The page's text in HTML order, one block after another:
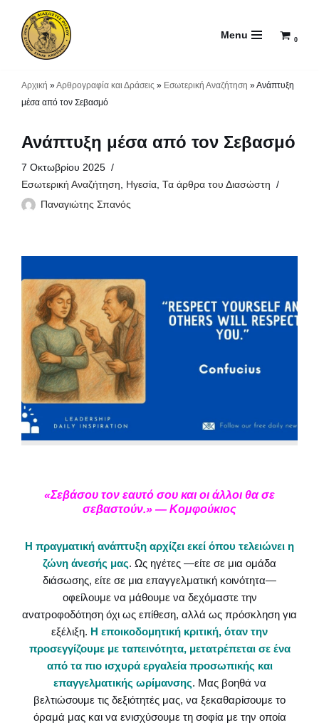
Μεταπηδήστε
Menu 0
Αρχική »Αρθρογραφία και Δράσεις » Εσωτερική Αναζήτηση »Ανάπτυξη
μέσα από τον Σεβασμό
Ανάπτυξη μέσα από τον Σεβασμό
7 Οκτωβρίου 2025
Εσωτερική Αναζήτηση, Ηγεσία, Τα άρθρα του Διασώστη
Παναγιώτης Σπανός
«Σεβάσου τον εαυτό σου και οι άλλοι θα σε
σεβαστούν.» — Κομφούκιος
Η πραγματική ανάπτυξη αρχίζει εκεί όπου τελειώνει η
ζώνη άνεσής μας. Ως ηγέτες —είτε σε μια ομάδα
διάσωσης, είτε σε μια επαγγελματική κοινότητα—
οφείλουμε να μάθουμε να δεχόμαστε την
ανατροφοδότηση όχι ως επίθεση, αλλά ως πρόσκληση για
εξέλιξη. Η εποικοδομητική κριτική, όταν την
προσεγγίζουμε με ταπεινότητα, μετατρέπεται σε ένα
από τα πιο ισχυρά εργαλεία προσωπικής και
επαγγελματικής ωρίμανσης. Μας βοηθά να
βελτιώσουμε τις δεξιότητές μας, να ξεκαθαρίσουμε το
όραμά μας και να ενισχύσουμε τη σοφία με την οποία